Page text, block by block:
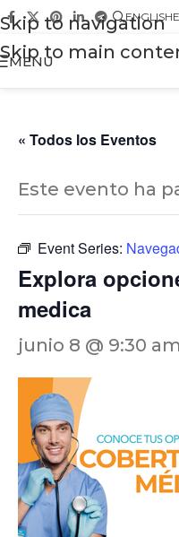
Skip to navigation
Skip to main
ENGLISH
MENU
« Todos los Eventos
Este evento ha
Event Series:
Explora
medica
junio 8 @ 9:30 am